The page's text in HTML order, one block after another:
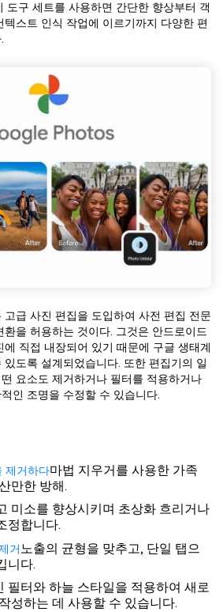
도구 세트를 사용하면 간단한 향상부터 객
스트 인식 작업에 이르기까지 다양한 편
고급 사진 편집을 도입하여 사전 편집 전문
을 허용하는 것이다. 그것은 안드로이드
직접 내장되어 있기 때문에 구글 생태계
도록 설계되었습니다. 또한 편집기의 일
요소도 제거하거나 필터를 적용하거나
인 조명을 수정할 수 있습니다.
제거하다마법 지우거를 사용한 가족
만한 방해.
미소를 향상시키며 초상화 흐리거나
정합니다.
거 노출의 균형을 맞추고, 단일 탭으
니다.
필터와 하늘 스타일을 적용하여 새로
성하는 데 사용할 수 있습니다.